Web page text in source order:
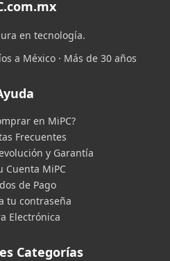
en tecnología.
a México · Más de 30 años
en MiPC?
Frecuentes
y Garantía
Cuenta MiPC
de Pago
tu contraseña
Electrónica
Categorías